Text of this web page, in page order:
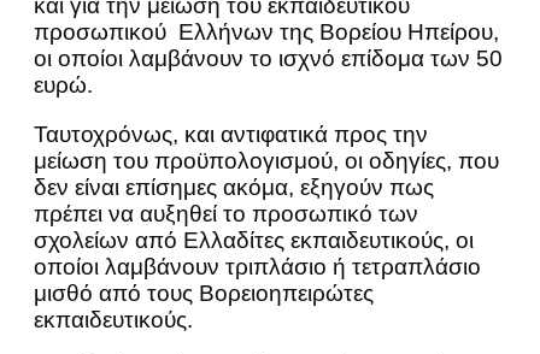
προσωπικού Ελλήνων της Βορείου Ηπείρου,
οι οποίοι λαμβάνουν το ισχνό επίδομα των 50
ευρώ.
Ταυτοχρόνως, και αντιφατικά προς την
μείωση του προϋπολογισμού, οι οδηγίες, που
δεν είναι επίσημες ακόμα, εξηγούν πως
πρέπει να αυξηθεί το προσωπικό των
σχολείων από Ελλαδίτες εκπαιδευτικούς, οι
οποίοι λαμβάνουν τριπλάσιο ή τετραπλάσιο
μισθό από τους Βορειοηπειρώτες
εκπαιδευτικούς.